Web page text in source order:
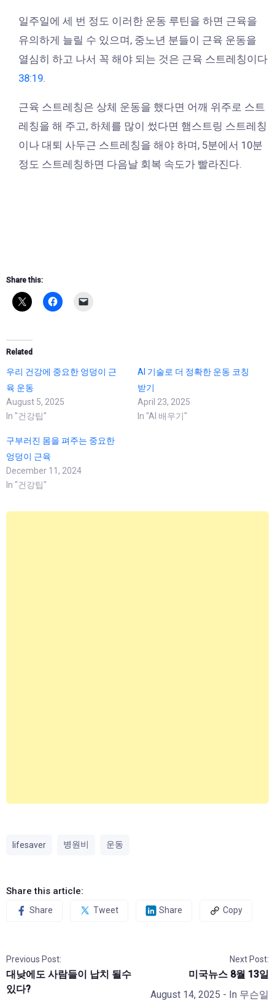
일주일에 세 번 정도 이러한 운동 루틴을 하면 근육을
유의하게 늘릴 수 있으며, 중노년 분들이 근육 운동을
열심히 하고 나서 꼭 해야 되는 것은 근육 스트레칭이다
38:19
근육 스트레칭은 상체 운동을 했다면 어깨 위주로 스트
레칭을 해 주고, 하체를 많이 썼다면 햄스트링 스트레칭
이나 대퇴 사두근 스트레칭을 해야 하며, 5분에서 10분
정도 스트레칭하면 다음날 회복 속도가 빨라진다.
Share this:
Related
우리 건강에 중요한 엉덩이 근
육 운동
August 5, 2025
In "건강팁"
AI 기술로 더 정확한 운동 코칭
받기
April 23, 2025
In "AI 배우기"
구부러진 몸을 펴주는 중요한
엉덩이 근육
December 11, 2024
In "건강팁"
lifesaver 병원비 운동
Share this article:
Share Tweet Share Copy
Previous Post:
대낮에도 사람들이 납치 될수
있다?
Next Post:
미국뉴스 8월 13일
August 14, 2025 - In 무슨일